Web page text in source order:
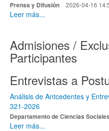
Prensa y Difusión 2026-04-16
Leer más...
Admisiones /
Participantes
Entrevistas a
Análisis de Antcedentes y
321-2026
Departamento de Ciencias Sociales
Leer más...